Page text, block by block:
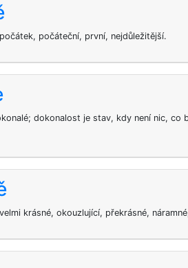
počáteční, první, nejdůležitější.
dokonalost je stav, kdy není nic, co
krásné, okouzlující, překrásné,